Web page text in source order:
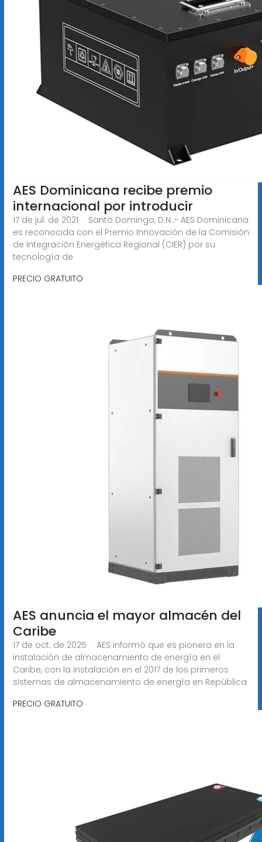
AES Dominicana recibe premio
internacional por introducir
17 de jul. de 2021 · Santo Domingo, D.N..- AES Dominicana
es reconocida con el Premio Innovación de la Comisión
de Integración Energética Regional (CIER) por su
tecnología de
PRECIO GRATUITO
AES anuncia el mayor almacén del
Caribe
17 de oct. de 2025 · AES informó que es pionera en la
instalación de almacenamiento de energía en el
Caribe, con la instalación en el 2017 de los primeros
sistemas de almacenamiento de energía en República
PRECIO GRATUITO